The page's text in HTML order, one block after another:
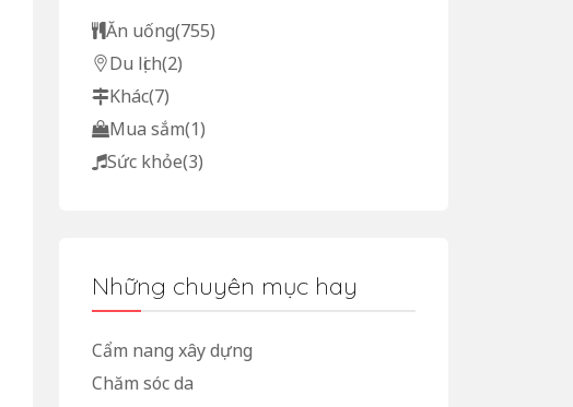
Ăn uống(755)
Du lịch(2)
Khác(7)
Mua sắm(1)
Sức khỏe(3)
Những chuyên mục hay
Cẩm nang xây dựng
Chăm sóc da